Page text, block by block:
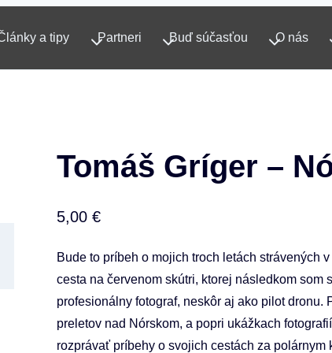
a tipy Partneri Buď súčasťou O nás
Tomáš Gríger –
5,00 €
Bude to príbeh o mojich troch letách strávených
cesta na červenom skútri, ktorej následkom som
profesionálny fotograf, neskôr aj ako pilot dronu.
preletov nad Nórskom, a popri ukážkach
rozprávať príbehy o svojich cestách za polárnym